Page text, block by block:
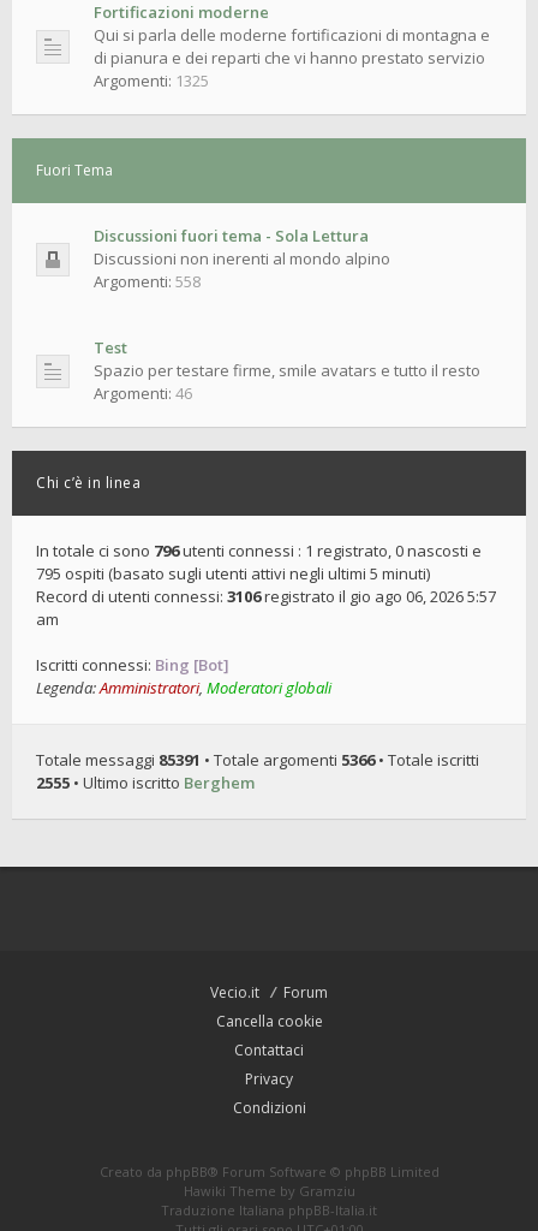
Fortificazioni moderne
Qui si parla delle moderne fortificazioni di montagna e
di pianura e dei reparti che vi hanno prestato servizio
Argomenti: 1325
Fuori Tema
Discussioni fuori tema - Sola Lettura
Discussioni non inerenti al mondo alpino
Argomenti: 558
Test
Spazio per testare firme, smile avatars e tutto il resto
Argomenti: 46
Chi c’è in linea
In totale ci sono 796utenti connessi : 1 registrato, 0 nascosti e
795 ospiti (basato sugli utenti attivi negli ultimi 5 minuti)
Record di utenti connessi: 3106registrato il gio ago 06, 2026 5:57
am
Iscritti connessi: Bing [Bot]
Legenda:Amministratori, Moderatori globali
Totale messaggi 85391 • Totale argomenti 5366• Totale iscritti
2555 • Ultimo iscritto Berghem
Vecio.it
Forum
Cancella cookie
Contattaci
Privacy
Condizioni
Creato da phpBB® Forum Software © phpBB Limited
Hawiki Theme by Gramziu
Traduzione Italiana phpBB-Italia.it